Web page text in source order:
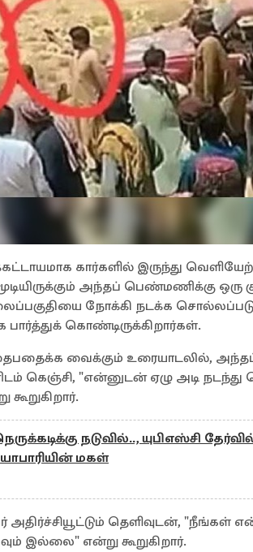
கார்களில் இருந்து
அந்தப் பெண்மணிக்கு ஒரு
நோக்கி நடக்க
கொண்டிருக்கிறார்கள்.
வைக்கும் உரையாடலில்,
கெஞ்சி, "என்னுடன் ஏழு அடி நடந்து
நடுவில்.., யுபிஎஸ்சி
மகள்
அதிர்ச்சியூட்டும் தெளிவுடன், "நீங்கள்
இல்லை" என்று கூறுகிறார்.